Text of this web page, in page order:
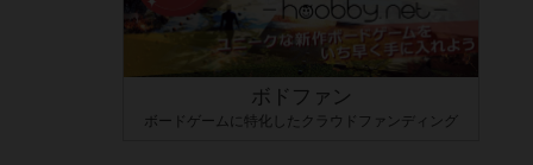
ボドファン
ボードゲームに特化したクラウドファンディング